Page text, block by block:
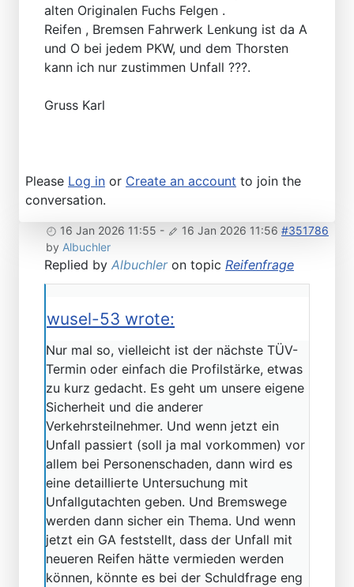
alten Originalen Fuchs Felgen .
Reifen , Bremsen Fahrwerk Lenkung ist da A
und O bei jedem PKW, und dem Thorsten
kann ich nur zustimmen Unfall ???.
Gruss Karl
Please Log in or Create an account to join the
conversation.
16 Jan 2026 11:55 - 16 Jan 2026 11:56 #351786
by Albuchler
Replied by Albuchleron topic Reifenfrage
wusel-53 wrote:
Nur mal so, vielleicht ist der nächste TÜV-
Termin oder einfach die Profilstärke, etwas
zu kurz gedacht. Es geht um unsere eigene
Sicherheit und die anderer
Verkehrsteilnehmer. Und wenn jetzt ein
Unfall passiert (soll ja mal vorkommen) vor
allem bei Personenschaden, dann wird es
eine detaillierte Untersuchung mit
Unfallgutachten geben. Und Bremswege
werden dann sicher ein Thema. Und wenn
jetzt ein GA feststellt, dass der Unfall mit
neueren Reifen hätte vermieden werden
können, könnte es bei der Schuldfrage eng